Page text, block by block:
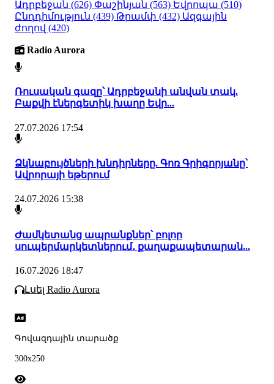
Ադրբեջան (626) Փաշինյան (563) Եվրոպա (510)
Ընդդիմություն (439) Թրամփ (432) Ազգային
ժողով (420)
Radio Aurora
Ռուսական գազը՝ Ադրբեջանի անվան տակ.
Բաքվի էներգետիկ խաղը Եվր...
27.07.2026 17:54
Ձկնաբույծների խնդիրները. Գոռ Գրիգորյանը՝
Ավրորայի եթերում
24.07.2026 15:38
Ժամկետանց ապրանքներ՝ բոլոր
սուպերմարկետներում․ քաղաքապետարան...
16.07.2026 18:47
Լսել Radio Aurora
Գովազդային տարածք
300x250